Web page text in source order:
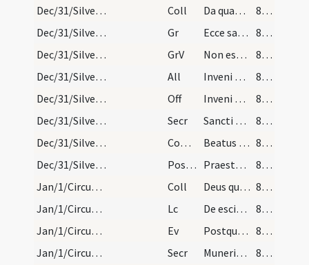
Dec/31/Silvester papa/M2/Mass Propers
Coll Da quaesumus omnipotens Deus ut beati Silvestri confessoris tui atque pontificis veneranda sollemnitas ... augeat et salutem.
83 (6r)
Dec/31/Silvester papa/M2/Mass Propers
Gr Ecce sacerdos magnus
83 (6r)
Dec/31/Silvester papa/M2/Mass Propers
GrV Non est inventus
83 (6r)
Dec/31/Silvester papa/M2/Mass Propers
All Inveni David
83 (6r)
Dec/31/Silvester papa/M2/Mass Propers
Off Inveni David
83 (6r)
Dec/31/Silvester papa/M2/Mass Propers
Secr Sancti tui Domine oratio nos ubique laetificet ... patrocinia sentiamus.
83 (6r)
Dec/31/Silvester papa/M2/Mass Propers
Comm Beatus servus
83 (6r)
Dec/31/Silvester papa/M2/Mass Propers
Postcomm Praesta quaesumus omnipotens Deus ut de perceptis muneribus gratias agentes ... portiora sumamus.
83 (6r)
Jan/1/Circumcisio/M2/Mass Propers
Coll Deus qui nobis nati Salvatoris ... commercio reparati.
83 (6r)
Jan/1/Circumcisio/M2/Mass Propers
Lc De escis autem quae idolis immolantur
83 (6r)
Jan/1/Circumcisio/M2/Mass Propers
Ev Postquam consummati sunt dies octo
84 (6v)
Jan/1/Circumcisio/M2/Mass Propers
Secr Muneribus nostris quaesumus Domine precibus ... clementer exaudi. 84 (6v)